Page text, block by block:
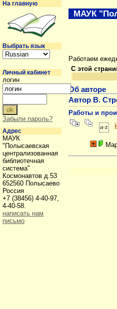
Работаем
С этой
Об авторе
Автор В.
Работы и
МАУК
На главную
Выбрать язык
Личный кабинет
логин
Забыли пароль?
Адрес
МАУК
"Полысаевская
централизованная
библиотечная
система"
Космонавтов д.53
652560 Полысаево
Россия
+7 (38456) 4-40-97,
4-40-58.
написать нам
письмо